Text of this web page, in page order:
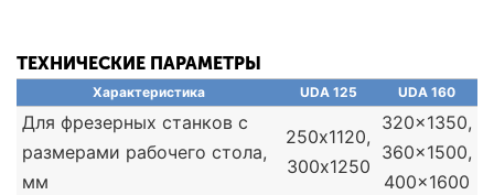
ТЕХНИЧЕСКИЕ ПАРАМЕТРЫ
Характеристика UDA 125 UDA 160
Для фрезерных станков с
размерами рабочего стола,
мм
250х1120,
300x1250
320x1350,
360x1500,
400x1600